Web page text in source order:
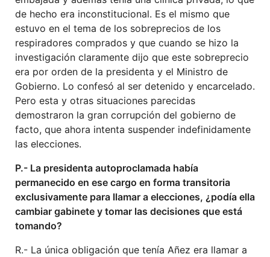
de hecho era inconstitucional. Es el mismo que
estuvo en el tema de los sobreprecios de los
respiradores comprados y que cuando se hizo la
investigación claramente dijo que este sobreprecio
era por orden de la presidenta y el Ministro de
Gobierno. Lo confesó al ser detenido y encarcelado.
Pero esta y otras situaciones parecidas
demostraron la gran corrupción del gobierno de
facto, que ahora intenta suspender indefinidamente
las elecciones.
P.- La presidenta autoproclamada había
permanecido en ese cargo en forma transitoria
exclusivamente para llamar a elecciones, ¿podía ella
cambiar gabinete y tomar las decisiones que está
tomando?
R.- La única obligación que tenía Añez era llamar a